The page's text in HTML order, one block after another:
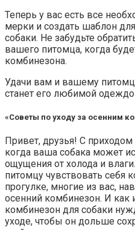
Теперь у вас есть все
мерки и создать шаблон
собаки. Не забудьте
вашего питомца, когда
комбинезона.
Удачи вам и вашему
станет его любимой
«Советы по уходу за осенним
Привет, друзья! С приходом
когда ваша собака может
ощущения от холода и
питомцу чувствовать себя
прогулке, многие из вас,
осенний комбинезон. И как
комбинезон для собаки
уходе, чтобы он дольше